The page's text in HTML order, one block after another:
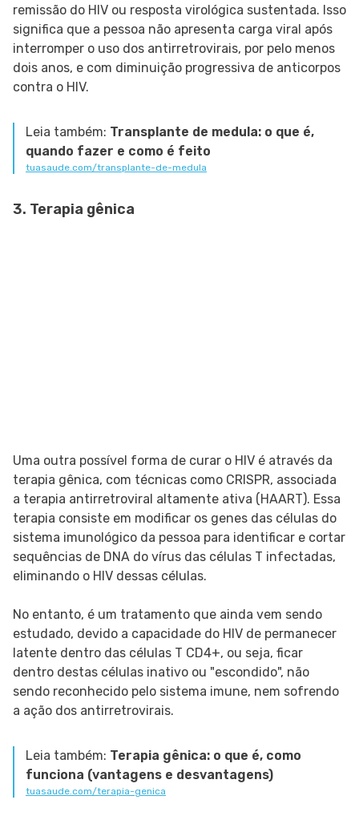
remissão do HIV ou resposta virológica sustentada. Isso
significa que a pessoa não apresenta carga viral após
interromper o uso dos antirretrovirais, por pelo menos
dois anos, e com diminuição progressiva de anticorpos
contra o HIV.
Leia também: Transplante de medula: o que é,
quando fazer e como é feito
tuasaude.com/transplante-de-medula
3. Terapia gênica
Uma outra possível forma de curar o HIV é através da
terapia gênica, com técnicas como CRISPR, associada
a terapia antirretroviral altamente ativa (HAART). Essa
terapia consiste em modificar os genes das células do
sistema imunológico da pessoa para identificar e cortar
sequências de DNA do vírus das células T infectadas,
eliminando o HIV dessas células.
No entanto, é um tratamento que ainda vem sendo
estudado, devido a capacidade do HIV de permanecer
latente dentro das células T CD4+, ou seja, ficar
dentro destas células inativo ou "escondido", não
sendo reconhecido pelo sistema imune, nem sofrendo
a ação dos antirretrovirais.
Leia também: Terapia gênica: o que é, como
funciona (vantagens e desvantagens)
tuasaude.com/terapia-genica